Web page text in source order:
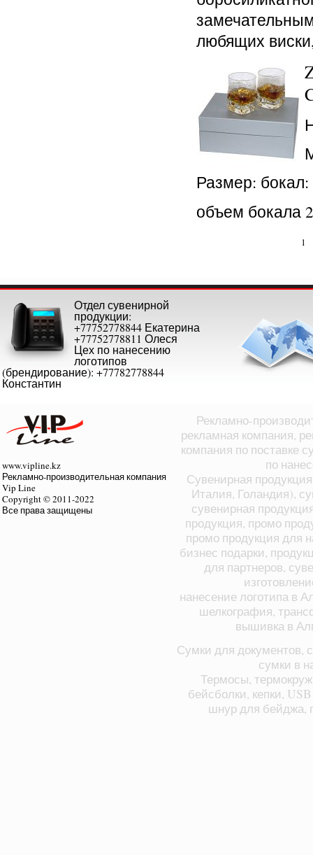
любящих
Размер: бокал:
объем бокала
1
Отдел сувенирной
продукции:
+77752778844 Екатерина
+77752778811 Олеся
Цех по нанесению
логотипов
(брендирование): +77782778844
Константин
www.vipline.kz
Рекламно-производительная компания
Vip Line
Copyright © 2011-2022
Все права защищены
Рекламно-
рекламная компания,
компания по поставке
по
Сувенирная
Италия, Голандия),
сувенирная
продукция, промо
промо продукция для
бизнес подарки,
для партнеров,
нанесение логотипа в
шелкография,
вышивка в
Сумки для документов,
сумки в
Термосы,
бейсболки, кепки,
шнур для бейджа,